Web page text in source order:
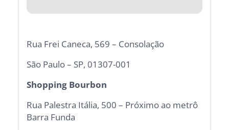
Rua Frei Caneca, 569 – Consolação
São Paulo – SP, 01307-001
Shopping Bourbon
Rua Palestra Itália, 500 – Próximo ao metrô
Barra Funda